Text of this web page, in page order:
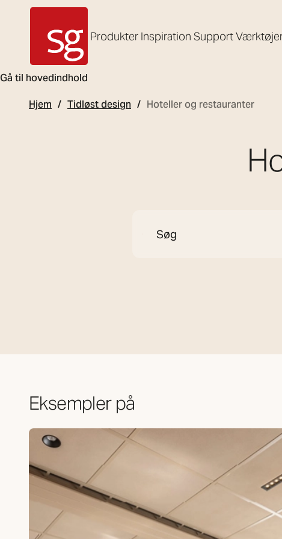
Gå til hovedindhold
SG Armaturen
Produkter Inspiration Support
Hjem Tidløst design Hoteller og restauranter
Eksempler på